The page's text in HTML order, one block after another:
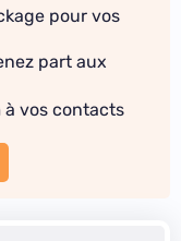
pour vos
part aux
à vos contacts